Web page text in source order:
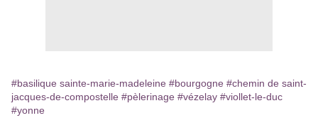
#basilique sainte-marie-madeleine #bourgogne #chemin de saint-
jacques-de-compostelle #pèlerinage #vézelay #viollet-le-duc
#yonne